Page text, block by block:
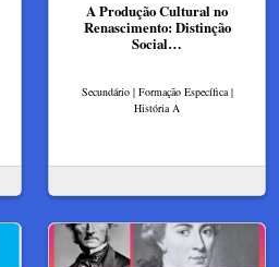
A Produção Cultural no
Renascimento: Distinção
Social…
Secundário | Formação Específica |
História A